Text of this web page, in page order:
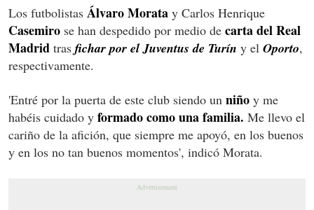
Los futbolistas Álvaro Morata y Carlos Henrique
Casemiro se han despedido por medio de carta del Real
Madrid tras fichar por el Juventus de Turín y el Oporto,
respectivamente.
'Entré por la puerta de este club siendo un niño y me
habéis cuidado y formado como una familia. Me llevo el
cariño de la afición, que siempre me apoyó, en los buenos
y en los no tan buenos momentos', indicó Morata.